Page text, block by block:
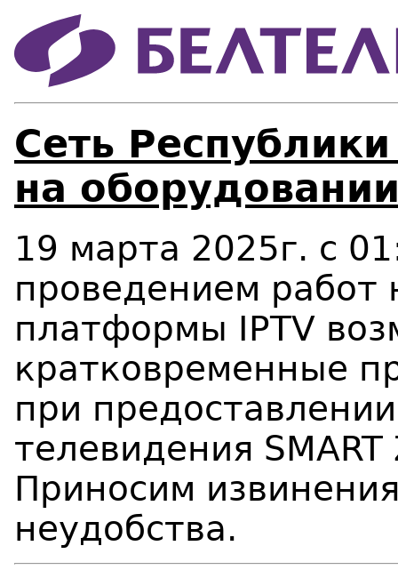
Сеть
на
19 марта 2025г. с
проведением работ
платформы IPTV
кратковременные
при
телевидения SMART
Приносим
неудобства.